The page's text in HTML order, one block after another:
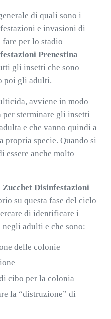
di quali sono i
e invasioni di
fare per lo stadio
Prenestina
gli insetti che sono
poi gli adulti.
avviene in modo
per sterminare gli insetti
e che vanno quindi a
propria specie. Quando si
essere anche molto
Zucchet Disinfestazioni
su questa fase del ciclo
di identificare i
adulti e che sono:
delle colonie
cibo per la colonia
la “distruzione” di